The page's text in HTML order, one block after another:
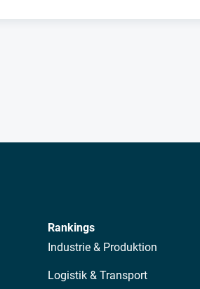
Rankings
Industrie & Produktion
Logistik & Transport